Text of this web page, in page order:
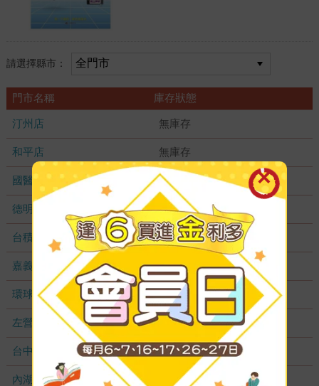
請選擇縣市：
門市名稱 庫存狀態
汀州店 無庫存
和平店 無庫存
國醫加盟店 無庫存
德明加盟店 無庫存
台積店 無庫存
嘉義耐斯店 無庫存
環球店 無庫存
左營店 無庫存
台中秀泰店 無庫存
內湖大潤發 無庫存